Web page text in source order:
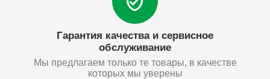
Гарантия качества и сервисное
обслуживание
Мы предлагаем только те товары, в качестве
которых мы уверены